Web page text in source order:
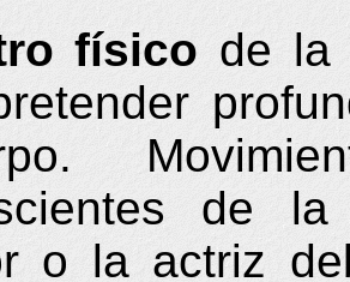
físico de
de la
o la actriz